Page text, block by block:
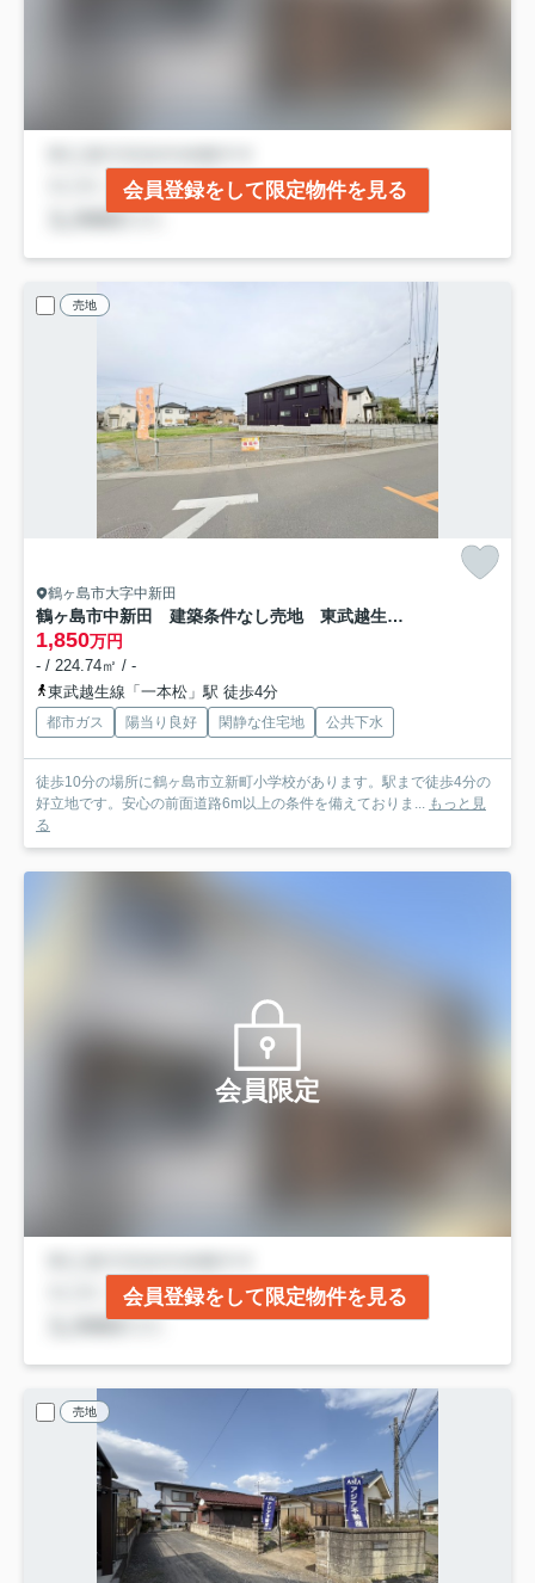
会員登録をして限定物件を見る
売地
鶴ヶ島市大字中新田
鶴ヶ島市中新田 建築条件なし売地 東武越生線『一本松駅』徒歩4分 【新町小学区】
1,850万円
- / 224.74㎡ / -
東武越生線「一本松」駅 徒歩4分
都市ガス 陽当り良好 閑静な住宅地 公共下水
徒歩10分の場所に鶴ヶ島市立新町小学校があります。駅まで徒歩4分の
好立地です。安心の前面道路6m以上の条件を備えておりま... もっと見
る
会員限定
会員登録をして限定物件を見る
売地